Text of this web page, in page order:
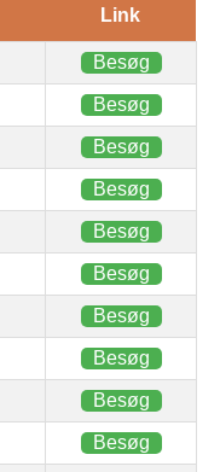
Link
Besøg
Besøg
Besøg
Besøg
Besøg
Besøg
Besøg
Besøg
Besøg
Besøg